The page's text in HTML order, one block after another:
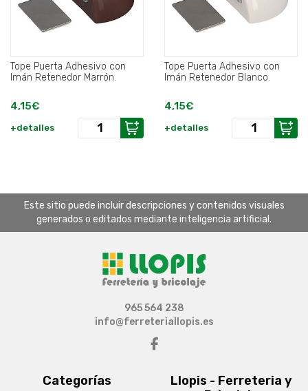
Tope Puerta Adhesivo con
Imán Retenedor Marrón.
4,15€
+detalles
Tope Puerta Adhesivo con
Imán Retenedor Blanco.
4,15€
+detalles
Este sitio puede incluir descripciones y contenidos visuales
generados o editados mediante inteligencia artificial.
Categorías
Llopis - Ferreteria y
965 564 238
info@ferreteriallopis.es